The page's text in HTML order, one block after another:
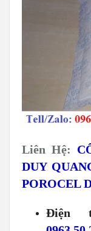
Liên Hệ:
DUY
POROCEL
Điện